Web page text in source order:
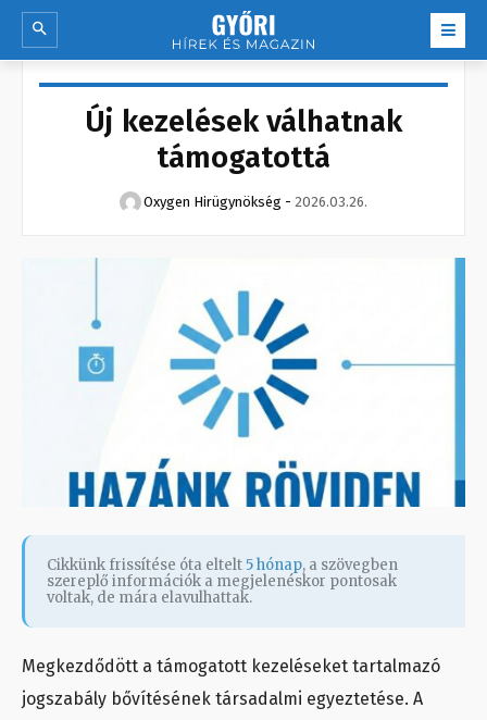
Új kezelések válhatnak
támogatottá
Oxygen Hirügynökség - 2026.03.26.
Cikkünk frissítése óta eltelt5 hónap, a szövegben
szereplő információk a megjelenéskor pontosak
voltak, de mára elavulhattak.
Megkezdődött a támogatott kezeléseket tartalmazó
jogszabály bővítésének társadalmi egyeztetése. A